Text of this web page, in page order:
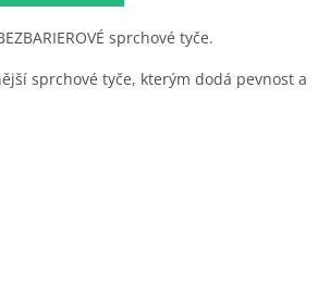
sprchové tyče.
sprchové tyče, kterým dodá pevnost a